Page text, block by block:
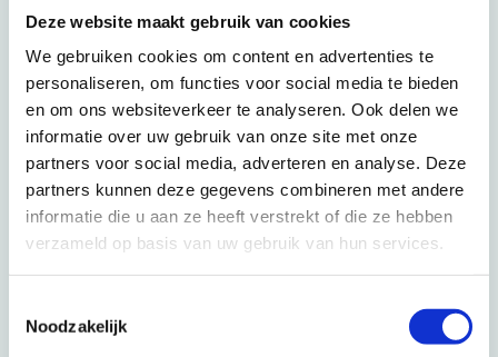
Deze website maakt gebruik van cookies
We gebruiken cookies om content en advertenties te
personaliseren, om functies voor social media te bieden
en om ons websiteverkeer te analyseren. Ook delen we
informatie over uw gebruik van onze site met onze
partners voor social media, adverteren en analyse. Deze
partners kunnen deze gegevens combineren met andere
informatie die u aan ze heeft verstrekt of die ze hebben
verzameld op basis van uw gebruik van hun services.
Noodzakelijk
Inschrijven
Social media
Reisinformatie
Zeker op reis